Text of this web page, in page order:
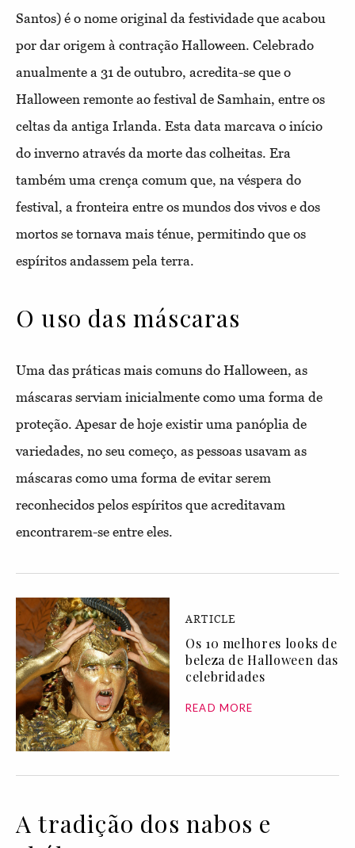
Santos) é o nome original da festividade que acabou
por dar origem à contração Halloween. Celebrado
anualmente a 31 de outubro, acredita-se que o
Halloween remonte ao festival de Samhain, entre os
celtas da antiga Irlanda. Esta data marcava o início
do inverno através da morte das colheitas. Era
também uma crença comum que, na véspera do
festival, a fronteira entre os mundos dos vivos e dos
mortos se tornava mais ténue, permitindo que os
espíritos andassem pela terra.
O uso das máscaras
Uma das práticas mais comuns do Halloween, as
máscaras serviam inicialmente como uma forma de
proteção. Apesar de hoje existir uma panóplia de
variedades, no seu começo, as pessoas usavam as
máscaras como uma forma de evitar serem
reconhecidos pelos espíritos que acreditavam
encontrarem-se entre eles.
ARTICLE
Os 10 melhores looks de
beleza de Halloween das
celebridades
READ MORE
A tradição dos nabos e